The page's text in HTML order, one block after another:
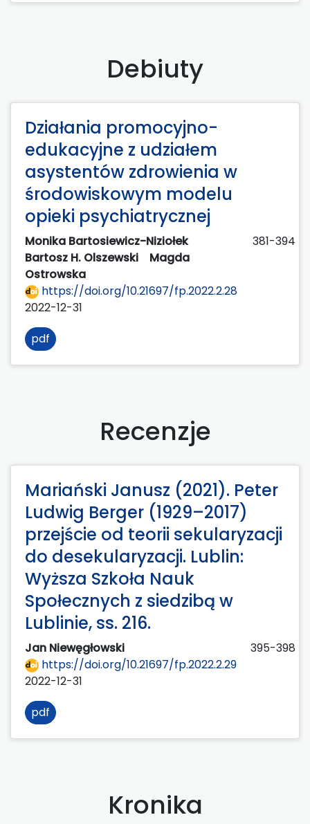
Debiuty
Działania promocyjno-
edukacyjne z udziałem
asystentów zdrowienia w
środowiskowym modelu
opieki psychiatrycznej
Monika Bartosiewicz-Niziołek
Bartosz H. Olszewski
Magda
Ostrowska
381-394
https://doi.org/10.21697/fp.2022.2.28
2022-12-31
pdf
Recenzje
Mariański Janusz (2021). Peter
Ludwig Berger (1929–2017)
przejście od teorii sekularyzacji
do desekularyzacji. Lublin:
Wyższa Szkoła Nauk
Społecznych z siedzibą w
Lublinie, ss. 216.
Jan Niewęgłowski
395-398
https://doi.org/10.21697/fp.2022.2.29
2022-12-31
pdf
Kronika